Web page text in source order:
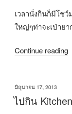
เวลานั่งกินก็มีโช
ใหญ่ๆท่าจะเป่าย
Continue reading
มิถุนายน 17, 2013
ไปกิน